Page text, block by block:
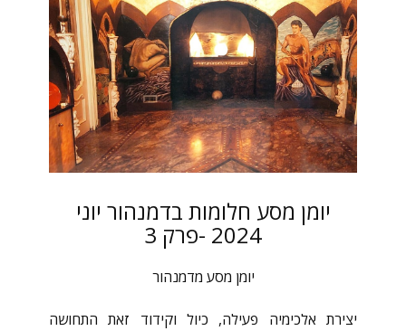
יומן מסע חלומות בדמנהור יוני
2024 -פרק 3
יומן מסע מדמנהור
יצירת אלכימיה פעילה, כיול וקידוד זאת התחושה